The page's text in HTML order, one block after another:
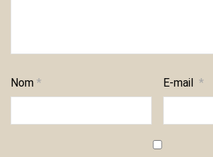
Nom * E-mail*